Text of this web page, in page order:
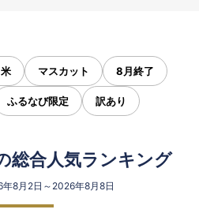
マスカット 8月終了
ふるなび限定 訳あり
総合人気ランキング
8月2日～2026年8月8日